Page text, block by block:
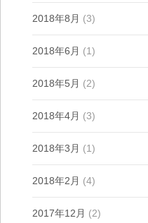
2018年8月 (3)
2018年6月 (1)
2018年5月 (2)
2018年4月 (3)
2018年3月 (1)
2018年2月 (4)
2017年12月 (2)